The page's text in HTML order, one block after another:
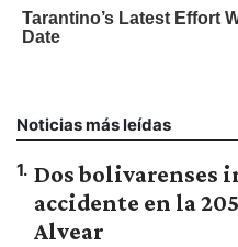
Noticias más leídas
1. Dos bolivarenses
accidente en la
Alvear